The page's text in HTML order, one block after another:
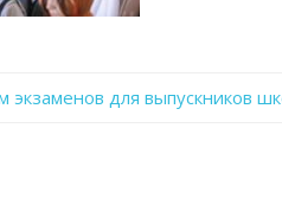
для выпускников